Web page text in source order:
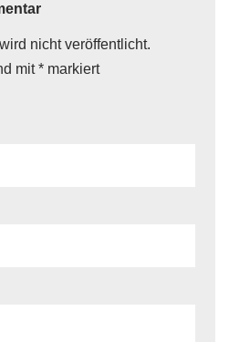
nicht veröffentlicht.
mit* markiert